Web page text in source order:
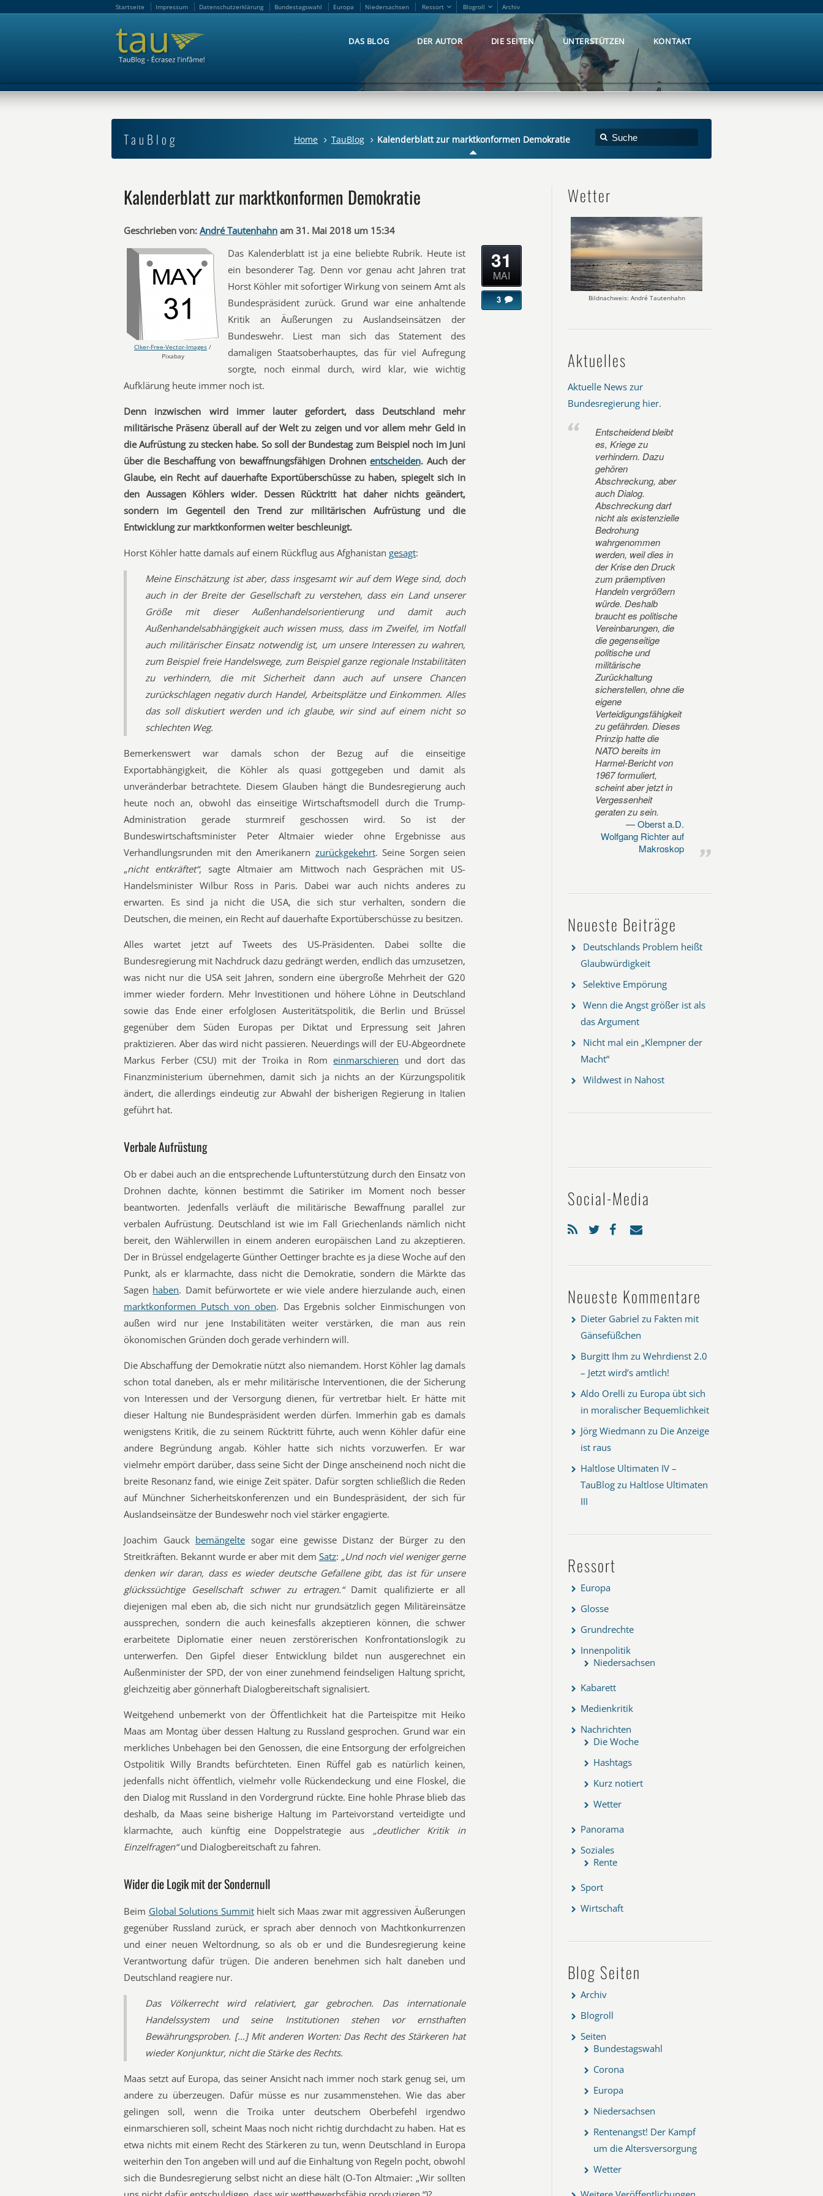
Startseite Impressum Datenschutzerklärung Bundestagswahl Europa Niedersachsen Ressort Blogroll Archiv
DAS BLOG DER AUTOR DIE SEITEN UNTERSTÜTZEN KONTAKT
TauBlog Home TauBlog Kalenderblatt zur marktkonformen Demokratie
Kalenderblatt zur marktkonformen Demokratie
Geschrieben von: André Tautenhahn am 31. Mai 2018 um 15:34
Clker-Free-Vector-Images /
Pixabay
Das Kalenderblatt ist ja eine beliebte Rubrik. Heute ist
ein besonderer Tag. Denn vor genau acht Jahren trat
Horst Köhler mit sofortiger Wirkung von seinem Amt als
Bundespräsident zurück. Grund war eine anhaltende
Kritik an Äußerungen zu Auslandseinsätzen der
Bundeswehr. Liest man sich das Statement des
damaligen Staatsoberhauptes, das für viel Aufregung
sorgte, noch einmal durch, wird klar, wie wichtig
Aufklärung heute immer noch ist.
Denn inzwischen wird immer lauter gefordert, dass Deutschland mehr
militärische Präsenz überall auf der Welt zu zeigen und vor allem mehr Geld in
die Aufrüstung zu stecken habe. So soll der Bundestag zum Beispiel noch im Juni
über die Beschaffung von bewaffnungsfähigen Drohnen entscheiden. Auch der
Glaube, ein Recht auf dauerhafte Exportüberschüsse zu haben, spiegelt sich in
den Aussagen Köhlers wider. Dessen Rücktritt hat daher nichts geändert,
sondern im Gegenteil den Trend zur militärischen Aufrüstung und die
Entwicklung zur marktkonformen weiter beschleunigt.
Horst Köhler hatte damals auf einem Rückflug aus Afghanistan gesagt:
Meine Einschätzung ist aber, dass insgesamt wir auf dem Wege sind, doch
auch in der Breite der Gesellschaft zu verstehen, dass ein Land unserer
Größe mit dieser Außenhandelsorientierung und damit auch
Außenhandelsabhängigkeit auch wissen muss, dass im Zweifel, im Notfall
auch militärischer Einsatz notwendig ist, um unsere Interessen zu wahren,
zum Beispiel freie Handelswege, zum Beispiel ganze regionale Instabilitäten
zu verhindern, die mit Sicherheit dann auch auf unsere Chancen
zurückschlagen negativ durch Handel, Arbeitsplätze und Einkommen. Alles
das soll diskutiert werden und ich glaube, wir sind auf einem nicht so
schlechten Weg.
Bemerkenswert war damals schon der Bezug auf die einseitige
Exportabhängigkeit, die Köhler als quasi gottgegeben und damit als
unveränderbar betrachtete. Diesem Glauben hängt die Bundesregierung auch
heute noch an, obwohl das einseitige Wirtschaftsmodell durch die Trump-
Administration gerade sturmreif geschossen wird. So ist der
Bundeswirtschaftsminister Peter Altmaier wieder ohne Ergebnisse aus
Verhandlungsrunden mit den Amerikanern zurückgekehrt. Seine Sorgen seien
„nicht entkräftet“, sagte Altmaier am Mittwoch nach Gesprächen mit US-
Handelsminister Wilbur Ross in Paris. Dabei war auch nichts anderes zu
erwarten. Es sind ja nicht die USA, die sich stur verhalten, sondern die
Deutschen, die meinen, ein Recht auf dauerhafte Exportüberschüsse zu besitzen.
Alles wartet jetzt auf Tweets des US-Präsidenten. Dabei sollte die
Bundesregierung mit Nachdruck dazu gedrängt werden, endlich das umzusetzen,
was nicht nur die USA seit Jahren, sondern eine übergroße Mehrheit der G20
immer wieder fordern. Mehr Investitionen und höhere Löhne in Deutschland
sowie das Ende einer erfolglosen Austeritätspolitik, die Berlin und Brüssel
gegenüber dem Süden Europas per Diktat und Erpressung seit Jahren
praktizieren. Aber das wird nicht passieren. Neuerdings will der EU-Abgeordnete
Markus Ferber (CSU) mit der Troika in Romeinmarschieren und dort das
Finanzministerium übernehmen, damit sich ja nichts an der Kürzungspolitik
ändert, die allerdings eindeutig zur Abwahl der bisherigen Regierung in Italien
geführt hat.
Verbale Aufrüstung
Ob er dabei auch an die entsprechende Luftunterstützung durch den Einsatz von
Drohnen dachte, können bestimmt die Satiriker im Moment noch besser
beantworten. Jedenfalls verläuft die militärische Bewaffnung parallel zur
verbalen Aufrüstung. Deutschland ist wie im Fall Griechenlands nämlich nicht
bereit, den Wählerwillen in einem anderen europäischen Land zu akzeptieren.
Der in Brüssel endgelagerte Günther Oettinger brachte es ja diese Woche auf den
Punkt, als er klarmachte, dass nicht die Demokratie, sondern die Märkte das
Sagen haben. Damit befürwortete er wie viele andere hierzulande auch, einen
marktkonformen Putsch von oben. Das Ergebnis solcher Einmischungen von
außen wird nur jene Instabilitäten weiter verstärken, die man aus rein
ökonomischen Gründen doch gerade verhindern will.
Die Abschaffung der Demokratie nützt also niemandem. Horst Köhler lag damals
schon total daneben, als er mehr militärische Interventionen, die der Sicherung
von Interessen und der Versorgung dienen, für vertretbar hielt. Er hätte mit
dieser Haltung nie Bundespräsident werden dürfen. Immerhin gab es damals
wenigstens Kritik, die zu seinem Rücktritt führte, auch wenn Köhler dafür eine
andere Begründung angab. Köhler hatte sich nichts vorzuwerfen. Er war
vielmehr empört darüber, dass seine Sicht der Dinge anscheinend noch nicht die
breite Resonanz fand, wie einige Zeit später. Dafür sorgten schließlich die Reden
auf Münchner Sicherheitskonferenzen und ein Bundespräsident, der sich für
Auslandseinsätze der Bundeswehr noch viel stärker engagierte.
Joachim Gauck bemängelte sogar eine gewisse Distanz der Bürger zu den
Streitkräften. Bekannt wurde er aber mit dem Satz: „Und noch viel weniger gerne
denken wir daran, dass es wieder deutsche Gefallene gibt, das ist für unsere
glückssüchtige Gesellschaft schwer zu ertragen.“ Damit qualifizierte er all
diejenigen mal eben ab, die sich nicht nur grundsätzlich gegen Militäreinsätze
aussprechen, sondern die auch keinesfalls akzeptieren können, die schwer
erarbeitete Diplomatie einer neuen zerstörerischen Konfrontationslogik zu
unterwerfen. Den Gipfel dieser Entwicklung bildet nun ausgerechnet ein
Außenminister der SPD, der von einer zunehmend feindseligen Haltung spricht,
gleichzeitig aber gönnerhaft Dialogbereitschaft signalisiert.
Weitgehend unbemerkt von der Öffentlichkeit hat die Parteispitze mit Heiko
Maas am Montag über dessen Haltung zu Russland gesprochen. Grund war ein
merkliches Unbehagen bei den Genossen, die eine Entsorgung der erfolgreichen
Ostpolitik Willy Brandts befürchteten. Einen Rüffel gab es natürlich keinen,
jedenfalls nicht öffentlich, vielmehr volle Rückendeckung und eine Floskel, die
den Dialog mit Russland in den Vordergrund rückte. Eine hohle Phrase blieb das
deshalb, da Maas seine bisherige Haltung im Parteivorstand verteidigte und
klarmachte, auch künftig eine Doppelstrategie aus „deutlicher Kritik in
Einzelfragen“und Dialogbereitschaft zu fahren.
Wider die Logik mit der Sondernull
Beim Global Solutions Summithielt sich Maas zwar mit aggressiven Äußerungen
gegenüber Russland zurück, er sprach aber dennoch von Machtkonkurrenzen
und einer neuen Weltordnung, so als ob er und die Bundesregierung keine
Verantwortung dafür trügen. Die anderen benehmen sich halt daneben und
Deutschland reagiere nur.
Das Völkerrecht wird relativiert, gar gebrochen. Das internationale
Handelssystem und seine Institutionen stehen vor ernsthaften
Bewährungsproben. […] Mit anderen Worten: Das Recht des Stärkeren hat
wieder Konjunktur, nicht die Stärke des Rechts.
Maas setzt auf Europa, das seiner Ansicht nach immer noch stark genug sei, um
andere zu überzeugen. Dafür müsse es nur zusammenstehen. Wie das aber
gelingen soll, wenn die Troika unter deutschem Oberbefehl irgendwo
einmarschieren soll, scheint Maas noch nicht richtig durchdacht zu haben. Hat es
etwa nichts mit einem Recht des Stärkeren zu tun, wenn Deutschland in Europa
weiterhin den Ton angeben will und auf die Einhaltung von Regeln pocht, obwohl
sich die Bundesregierung selbst nicht an diese hält (O-Ton Altmaier: „Wir sollten
31
MAI
3
Wetter
Bildnachweis: André Tautenhahn
Aktuelles
Aktuelle News zur
Bundesregierung hier.
Entscheidend bleibt
es, Kriege zu
verhindern. Dazu
gehören
Abschreckung, aber
auch Dialog.
Abschreckung darf
nicht als existenzielle
Bedrohung
wahrgenommen
werden, weil dies in
der Krise den Druck
zum präemptiven
Handeln vergrößern
würde. Deshalb
braucht es politische
Vereinbarungen, die
die gegenseitige
politische und
militärische
Zurückhaltung
sicherstellen, ohne die
eigene
Verteidigungsfähigkeit
zu gefährden. Dieses
Prinzip hatte die
NATO bereits im
Harmel-Bericht von
1967 formuliert,
scheint aber jetzt in
Vergessenheit
geraten zu sein.
Oberst a.D.
Wolfgang Richter auf
Makroskop
Neueste Beiträge
Deutschlands Problem heißt
Glaubwürdigkeit
Selektive Empörung
Wenn die Angst größer ist als
das Argument
Nicht mal ein „Klempner der
Macht“
Wildwest in Nahost
Social-Media
Neueste Kommentare
Dieter Gabriel zu Fakten mit
Gänsefüßchen
Burgitt Ihm zu Wehrdienst 2.0
– Jetzt wird’s amtlich!
Aldo Orelli zu Europa übt sich
in moralischer Bequemlichkeit
Jörg Wiedmann zu Die Anzeige
ist raus
Haltlose Ultimaten IV –
TauBlog zu Haltlose Ultimaten
III
Ressort
Europa
Glosse
Grundrechte
Innenpolitik
Niedersachsen
Kabarett
Medienkritik
Nachrichten
Die Woche
Hashtags
Kurz notiert
Wetter
Panorama
Soziales
Rente
Sport
Wirtschaft
Blog Seiten
Archiv
Blogroll
Seiten
Bundestagswahl
Corona
Europa
Niedersachsen
Rentenangst! Der Kampf
um die Altersversorgung
Wetter
Startseite Impressum Datenschutzerklärung Bundestagswahl Europa Niedersachsen Ressort Blogroll Archiv
DAS BLOG DER AUTOR DIE SEITEN UNTERSTÜTZEN KONTAKT